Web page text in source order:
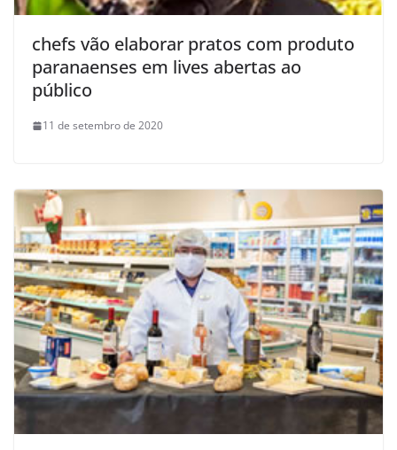
chefs vão elaborar pratos com produto
paranaenses em lives abertas ao
público
11 de setembro de 2020